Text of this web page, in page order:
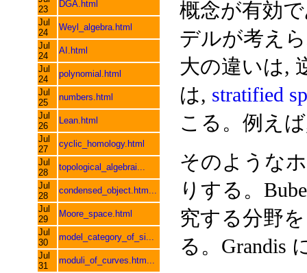
23
DGA.html
Jul
24
Weyl_algebra.html
Jul
24
AI.html
Jul
24
polynomial.html
Jul
25
numbers.html
Jul
26
Lean.html
Jul
27
cyclic_homology.html
Jul
28
topological_algebrai...
Jul
28
condensed_object.htm...
Jul
29
Moore_space.html
Jul
30
model_category_of_si...
Jul
31
moduli_of_curves.htm...
概念が有効
デルが考え
大の違いは,
は, stratified
こる。例え
そのような
りする。
究する分野を
る。Grandis